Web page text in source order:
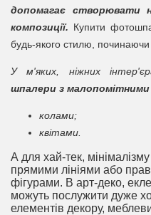
допомагає створювати
композиції. Купити
будь-якого стилю, починаючи
У м'яких, ніжних
шпалери з
колами;
квітами.
А для хай-тек,
прямими лініями або
фігурами. В арт-деко,
можуть послужити дуже
елементів декору,